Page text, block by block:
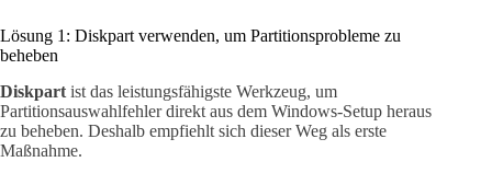
Lösung 1: Diskpart verwenden, um Partitionsprobleme zu
beheben
Diskpart ist das leistungsfähigste Werkzeug, um
Partitionsauswahlfehler direkt aus dem Windows-Setup heraus
zu beheben. Deshalb empfiehlt sich dieser Weg als erste
Maßnahme.